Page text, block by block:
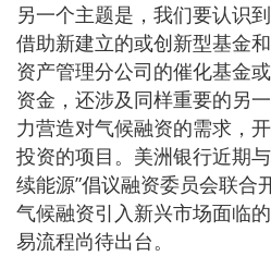
另一个主题是，我们要认识
借助新建立的或创新型基金
资产管理分公司的催化基金
资金，还涉及同样重要的另
力营造对气候融资的需求，
投资的项目。美洲银行近期
续能源”倡议融资委员会联合
气候融资引入新兴市场面临
易流程尚待出台。